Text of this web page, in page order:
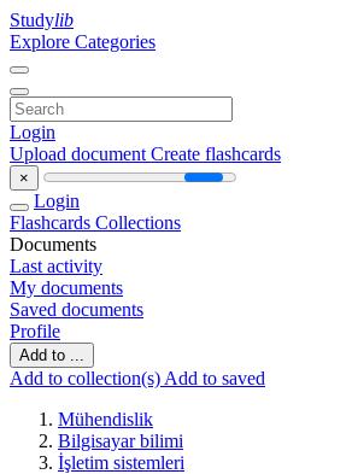
Studylib
Explore Categories
Login
Upload document Create flashcards
×
Login
Flashcards Collections
Documents
Last activity
My documents
Saved documents
Profile
Add to ...
Add to collection(s) Add to saved
Mühendislik
Bilgisayar bilimi
İşletim sistemleri